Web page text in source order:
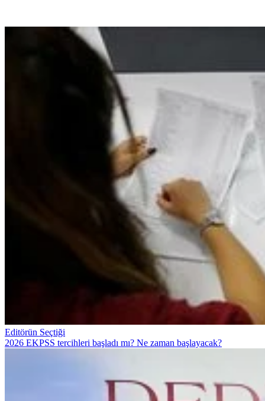
Editörün Seçtiği
2026 EKPSS tercihleri başladı mı? Ne zaman başlayacak?